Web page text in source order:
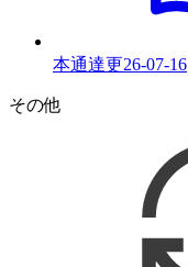
本通達更26-07-16
その他